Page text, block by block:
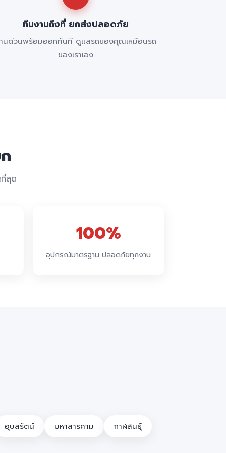
ทีมงานถึงที่ ยกส่งปลอดภัย
นด่วนพร้อมออกทันที ดูแลรถของคุณเหมือนรถ
ของเราเอง
สุด
100%
อุปกรณ์มาตรฐาน ปลอดภัยทุกงาน
อุบลรัตน์ มหาสารคาม กาฬสินธุ์